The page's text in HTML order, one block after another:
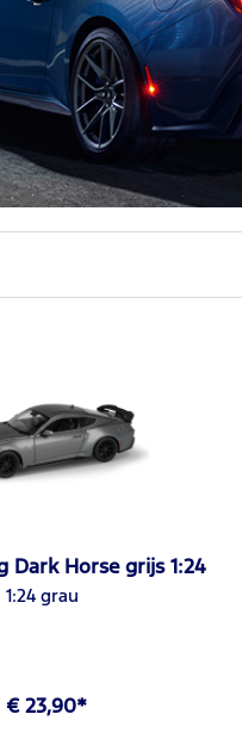
Dark Horse grijs 1:24
1:24 grau
€ 23,90*